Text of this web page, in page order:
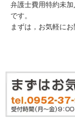
弁護士費用特約未
です。
まずは，お気軽にお